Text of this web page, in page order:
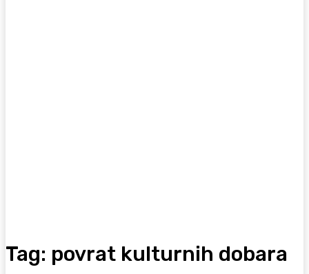
Tag: povrat kulturnih dobara